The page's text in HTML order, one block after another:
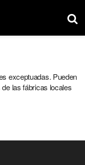
exceptuadas. Pueden
las fábricas locales